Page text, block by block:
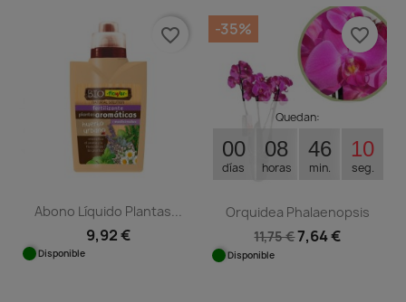
Abono Líquido Plantas...
9,92 €
Disponible
favorite_border
Quedan:
00
días
08
horas
46
min.
10
seg.
Orquidea Phalaenopsis
11,75 €7,64 €
Disponible
-35% favorite_border